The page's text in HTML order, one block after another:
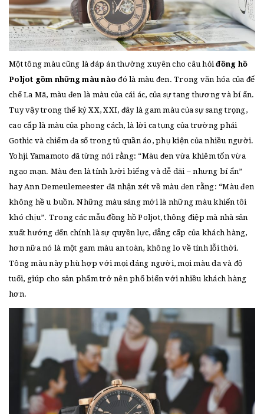
Một tông màu cũng là đáp án thường xuyên cho câu hỏiđồng hồ
Poljot gồm những màu nào đó là màu đen. Trong văn hóa của đế
chế La Mã, màu đen là màu của cái ác, của sự tang thương và bí ẩn.
Tuy vậy trong thế kỷ XX, XXI, đây là gam màu của sự sang trọng,
cao cấp là màu của phong cách, là lời ca tụng của trường phái
Gothic và chiếm đa số trong tủ quần áo, phụ kiện của nhiều người.
Yohji Yamamoto đã từng nói rằng: “Màu đen vừa khiêm tốn vừa
ngạo mạn. Màu đen là tính lười biếng và dễ dãi – nhưng bí ẩn”
hay Ann Demeulemeester đã nhận xét về màu đen rằng: “Màu đen
không hề u buồn. Những màu sáng mới là những màu khiến tôi
khó chịu”. Trong các mẫu đồng hồ Poljot, thông điệp mà nhà sản
xuất hướng đến chính là sự quyền lực, đẳng cấp của khách hàng,
hơn nữa nó là một gam màu an toàn, không lo về tính lỗi thời.
Tông màu này phù hợp với mọi dáng người, mọi màu da và độ
tuổi, giúp cho sản phẩm trở nên phổ biến với nhiều khách hàng
hơn.